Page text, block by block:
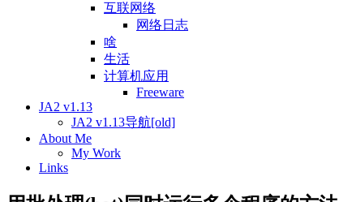
互联网络
网络日志
啥
生活
计算机应用
Freeware
JA2 v1.13
JA2 v1.13导航[old]
About Me
My Work
Links